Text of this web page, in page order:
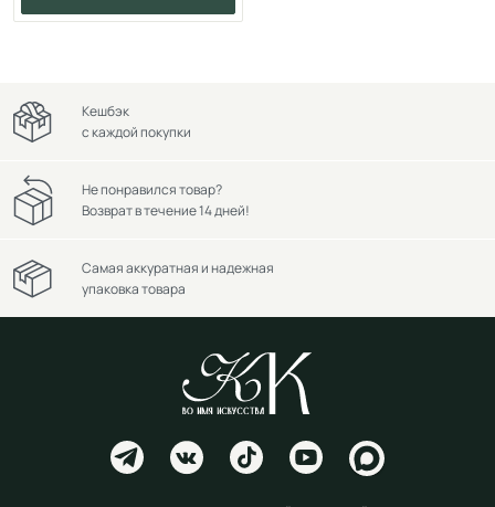
Кешбэк
с каждой покупки
Не понравился товар?
Возврат в течение 14 дней!
Самая аккуратная и надежная
упаковка товара